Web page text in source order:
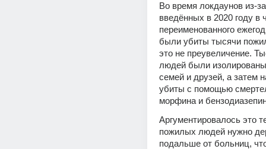
Во время локдаунов из-
введённых в 2020 году в
переименованного
были убиты тысячи
это не преувеличение.
людей были
семей и друзей, а затем
убиты с помощью
морфина и
Аргументировалось это
пожилых людей нужно
подальше от больниц,